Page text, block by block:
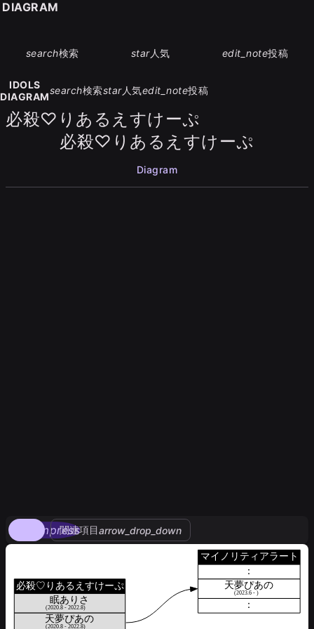
search検索 star人気 edit_note投稿
IDOLS
DIAGRAM
search検索star人気edit_note投稿
必殺♡りあるえすけーぷ
必殺♡りあるえすけーぷ
Diagram
compress
関連項目arrow_drop_down